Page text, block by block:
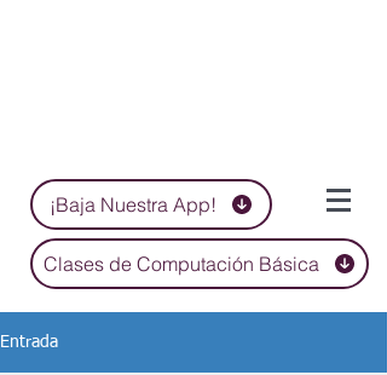
¡Baja Nuestra App!
Clases de Computación Básica
Entrada